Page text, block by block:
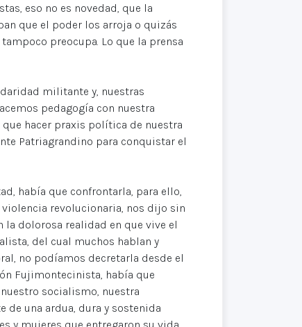
eso no es novedad, que la
que el poder los arroja o quizás
preocupa. Lo que la prensa
militante y, nuestras
pedagogía con nuestra
hacer praxis política de nuestra
Patriagrandino para conquistar el
había que confrontarla, para ello,
revolucionaria, nos dijo sin
dolorosa realidad en que vive el
del cual muchos hablan y
no podíamos decretarla desde el
Fujimontecinista, había que
socialismo, nuestra
una ardua, dura y sostenida